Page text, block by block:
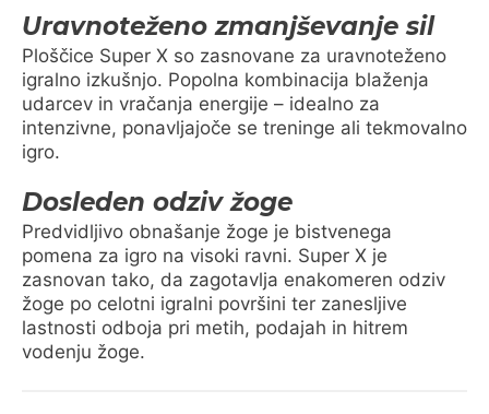
Uravnoteženo zmanjševanje sil
Ploščice Super X so zasnovane za uravnoteženo
igralno izkušnjo. Popolna kombinacija blaženja
udarcev in vračanja energije – idealno za
intenzivne, ponavljajoče se treninge ali tekmovalno
igro.
Dosleden odziv žoge
Predvidljivo obnašanje žoge je bistvenega
pomena za igro na visoki ravni. Super X je
zasnovan tako, da zagotavlja enakomeren odziv
žoge po celotni igralni površini ter zanesljive
lastnosti odboja pri metih, podajah in hitrem
vodenju žoge.